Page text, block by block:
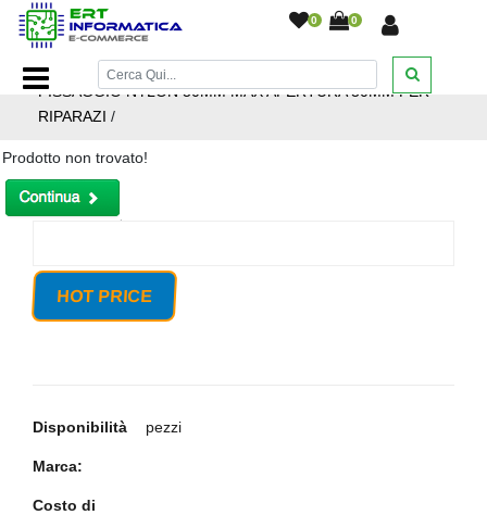
0 0
Home Page/SET 6 PINZE CLIP MORSETTI DI
FISSAGGIO NYLON 50MM MAX APERTURA 30MM PER
RIPARAZI /
Prodotto non trovato!
HOT PRICE
Disponibilità pezzi
Marca:
Costo di